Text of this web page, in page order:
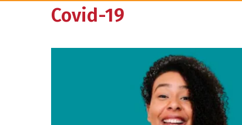
Covid-19